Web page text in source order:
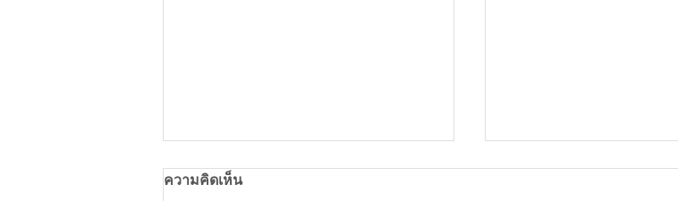
ความคิดเห็น